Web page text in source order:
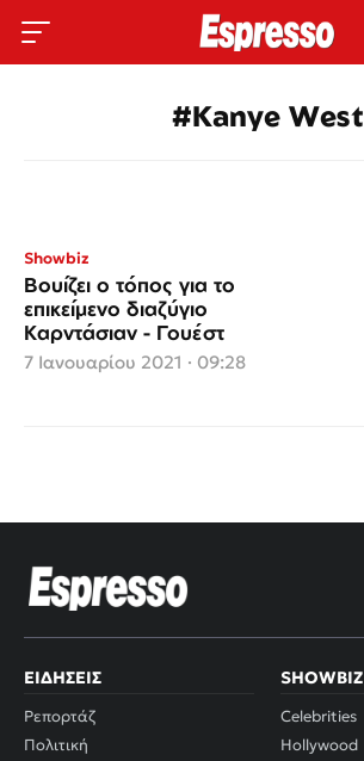
#Kanye West
Showbiz
Βουίζει ο τόπος για το
επικείμενο διαζύγιο
Καρντάσιαν - Γουέστ
7 Ιανουαρίου 2021 · 09:28
ΕΙΔΉΣΕΙΣ
Ρεπορτάζ
Πολιτική
SHOWBIZ
Celebrities
Hollywood